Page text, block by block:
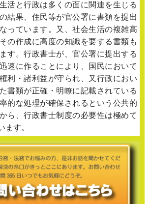
活と行政は多くの面に関連を生じる
結果、住民等が官公署に書類を提出
っています。又、社会生活の複雑高
の作成に高度の知識を要する書類も
す。行政書士が、官公署に提出する
速に作ることにより、国民において
利・諸利益が守られ、又行政におい
書類が正確・明瞭に記載されている
的な処理が確保されるという公共的
ら、行政書士制度の必要性は極めて
ます。